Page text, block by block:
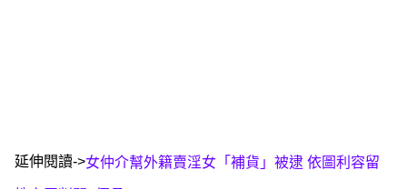
延伸閱讀->女仲介幫外籍賣淫女「補貨」被逮 依圖利容留